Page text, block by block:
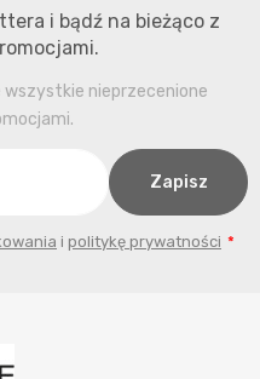
i bądź na bieżąco z
nieprzecenione
i politykę prywatności